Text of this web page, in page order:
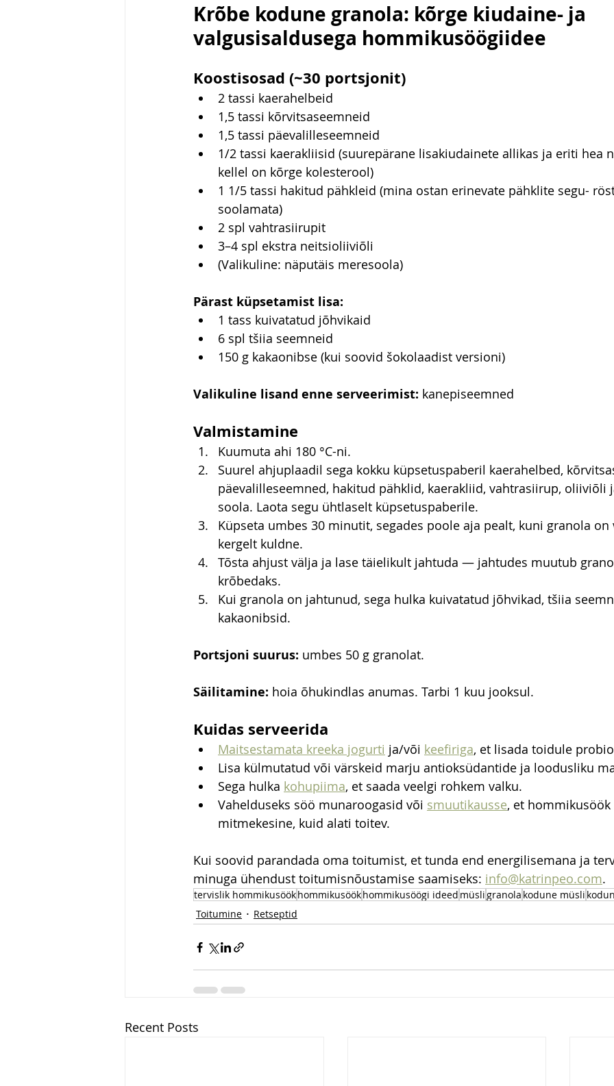
Krõbe kodune granola: kõrge kiudaine- ja
valgusisaldusega hommikusöögiidee
Koostisosad (~30 portsjonit)
2 tassi kaerahelbeid
1,5 tassi kõrvitsaseemneid
1,5 tassi päevalilleseemneid
1/2 tassi kaerakliisid (suurepärane lisakiudainete allikas ja eriti hea
kellel on kõrge kolesterool)
1 1/5 tassi hakitud pähkleid (mina ostan erinevate pähklite segu-
soolamata)
2 spl vahtrasiirupit
3–4 spl ekstra neitsioliiviõli
(Valikuline: näputäis meresoola)
Pärast küpsetamist lisa:
1 tass kuivatatud jõhvikaid
6 spl tšiia seemneid
150 g kakaonibse (kui soovid šokolaadist versioni)
Valikuline lisand enne serveerimist: kanepiseemned
Valmistamine
Kuumuta ahi 180 °C-ni.
Suurel ahjuplaadil sega kokku küpsetuspaberil kaerahelbed,
päevalilleseemned, hakitud pähklid, kaerakliid, vahtrasiirup, oliiviõli
soola. Laota segu ühtlaselt küpsetuspaberile.
Küpseta umbes 30 minutit, segades poole aja pealt, kuni granola on
kergelt kuldne.
Tõsta ahjust välja ja lase täielikult jahtuda — jahtudes muutub
krõbedaks.
Kui granola on jahtunud, sega hulka kuivatatud jõhvikad, tšiia
kakaonibsid.
Portsjoni suurus: umbes 50 g granolat.
Säilitamine: hoia õhukindlas anumas. Tarbi 1 kuu jooksul.
Kuidas serveerida
Maitsestamata kreeka jogurti ja/või keefiriga, et lisada toidule
Lisa külmutatud või värskeid marju antioksüdantide ja loodusliku
Sega hulka kohupiima, et saada veelgi rohkem valku.
Vahelduseks söö munaroogasid või smuutikausse, et hommikusöök
mitmekesine, kuid alati toitev.
Kui soovid parandada oma toitumist, et tunda end energilisemana ja
minuga ühendust toitumisnõustamise saamiseks: info@katrinpeo.com.
tervislik hommikusöökhommikusöökhommikusöögi ideed müsligranola kodune müsli
Toitumine
Retseptid
Recent Posts